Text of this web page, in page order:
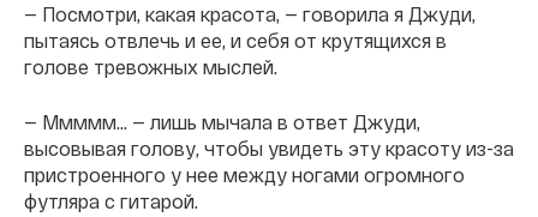
— Посмотри, какая красота, — говорила я Джуди,
пытаясь отвлечь и ее, и себя от крутящихся в
голове тревожных мыслей.
— Ммммм... — лишь мычала в ответ Джуди,
высовывая голову, чтобы увидеть эту красоту из-за
пристроенного у нее между ногами огромного
футляра с гитарой.